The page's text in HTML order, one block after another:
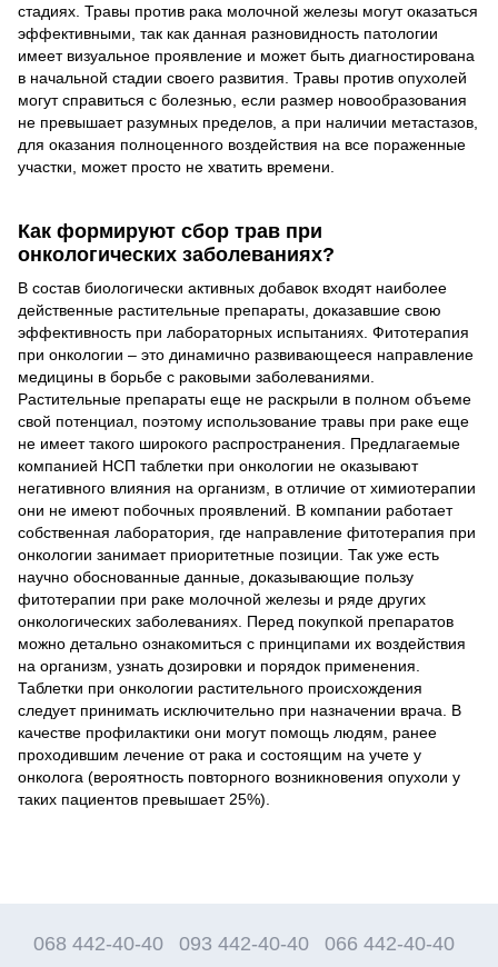
стадиях. Травы против рака молочной железы могут оказаться
эффективными, так как данная разновидность патологии
имеет визуальное проявление и может быть диагностирована
в начальной стадии своего развития. Травы против опухолей
могут справиться с болезнью, если размер новообразования
не превышает разумных пределов, а при наличии метастазов,
для оказания полноценного воздействия на все пораженные
участки, может просто не хватить времени.
Как формируют сбор трав при
онкологических заболеваниях?
В состав биологически активных добавок входят наиболее
действенные растительные препараты, доказавшие свою
эффективность при лабораторных испытаниях. Фитотерапия
при онкологии – это динамично развивающееся направление
медицины в борьбе с раковыми заболеваниями.
Растительные препараты еще не раскрыли в полном объеме
свой потенциал, поэтому использование травы при раке еще
не имеет такого широкого распространения. Предлагаемые
компанией НСП таблетки при онкологии не оказывают
негативного влияния на организм, в отличие от химиотерапии
они не имеют побочных проявлений. В компании работает
собственная лаборатория, где направление фитотерапия при
онкологии занимает приоритетные позиции. Так уже есть
научно обоснованные данные, доказывающие пользу
фитотерапии при раке молочной железы и ряде других
онкологических заболеваниях. Перед покупкой препаратов
можно детально ознакомиться с принципами их воздействия
на организм, узнать дозировки и порядок применения.
Таблетки при онкологии растительного происхождения
следует принимать исключительно при назначении врача. В
качестве профилактики они могут помощь людям, ранее
проходившим лечение от рака и состоящим на учете у
онколога (вероятность повторного возникновения опухоли у
таких пациентов превышает 25%).
068 442-40-40 093 442-40-40 066 442-40-40